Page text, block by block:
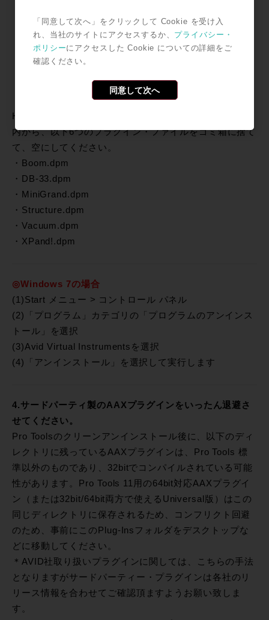
HD/ライブラリ/Application Support/Digidesign/Plug-Ins
内から、以下6つのプラグイン・ファイルをゴミ箱に捨て
て、空にしてください。
・Boom.dpm
・DB-33.dpm
・MiniGrand.dpm
・Structure.dpm
・Vacuum.dpm
・XPand!.dpm
◎Windows 7の場合
(1)Start メニュー > コントロール パネル
(2)「プログラム」カテゴリの「プログラムのアンインス
トール」を選択
(3)Avid Virtual Instrumentsを選択
(4)「アンインストール」を選択して実行します
4.サードパーティ製のAAXプラグインをいったん退避さ
せてください。
Pro Toolsのクリーンアンインストール後に、以下のディ
レクトリに残っているAAXプラグインは、Pro Tools 標
準以外のものであり、32bitでコンパイルされている可能
性があります。Pro Tools 11用の64bit対応AAXプラグイ
ン（または32bit/64bit両方で使えるUniversal版）はこの
同じディレクトリに保存されるため、コンフリクト回避
のため、事前にこのPlug-Insフォルダをデスクトップな
どに移動してください。
＊AVID社取り扱いプラグインに関しては、こちらの手法
となりますがサードパーティー・プラグインは各社のリ
リース情報を合わせてご確認頂ますようお願い致しま
す。
「同意して次へ」をクリックして Cookie を受け入
れ、当社のサイトにアクセスするか、 プライバシー・
ポリシーにアクセスした Cookie についての詳細をご
確認ください。
同意して次へ